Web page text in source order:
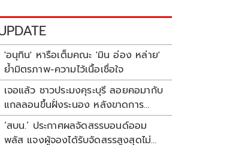
'อนุทิน' หารือเต็มคณะ 'มิน อ่อง หล่าย'
ย้ำมิตรภาพ-ความไว้เนื้อเชื่อใจ
เจอแล้ว ชาวประมงคุระบุรี ลอยคอมากับ
แกลลอนขึ้นฝั่งระนอง หลังขาดการ
ติดต่อหลายวัน
‘สบน.’ ประกาศผลจัดสรรบอนด์ออม
พลัส แจงผู้จองได้รับจัดสรรสูงสุดไม่